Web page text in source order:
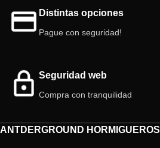
Distintas opciones
Pague con seguridad!
Seguridad web
Compra con tranquilidad
ANTDERGROUND HORMIGUEROS